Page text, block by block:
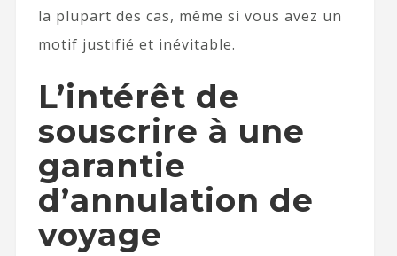
la plupart des cas, même si vous avez un
motif justifié et inévitable.
L’intérêt de
souscrire à une
garantie
d’annulation de
voyage